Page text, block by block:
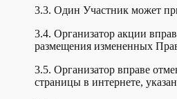
3.3. Один Участник может
3.4. Организатор акции
размещения измененных
3.5. Организатор вправе
страницы в интернете,